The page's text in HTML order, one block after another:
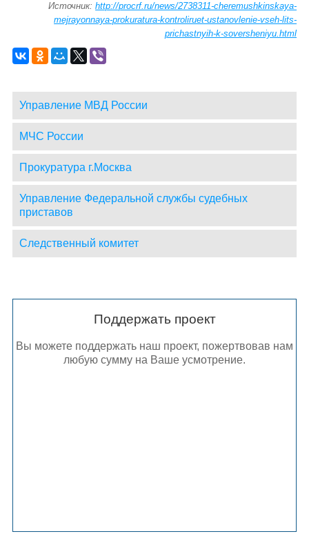
Источник:http://procrf.ru/news/2738311-cheremushkinskaya-
mejrayonnaya-prokuratura-kontroliruet-ustanovlenie-vseh-lits-
prichastnyih-k-soversheniyu.html
Управление МВД России
МЧС России
Прокуратура г.Москва
Управление Федеральной службы судебных
приставов
Следственный комитет
Поддержать проект
Вы можете поддержать наш проект, пожертвовав нам
любую сумму на Ваше усмотрение.